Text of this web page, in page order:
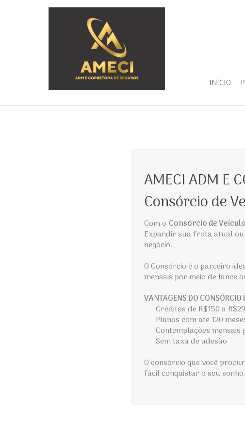
INÍCIO
AMECI ADM E
Consórcio de
Com o Consórcio de
Expandir sua frota atual
negócio.
O Consórcio é o parceiro
mensais por meio de lance
VANTAGENS DO CONSÓRCIO
Créditos de R$150 a
Planos com até 120
Contemplações
Sem taxa de adesão
O consórcio que você
fácil conquistar o seu sonho.